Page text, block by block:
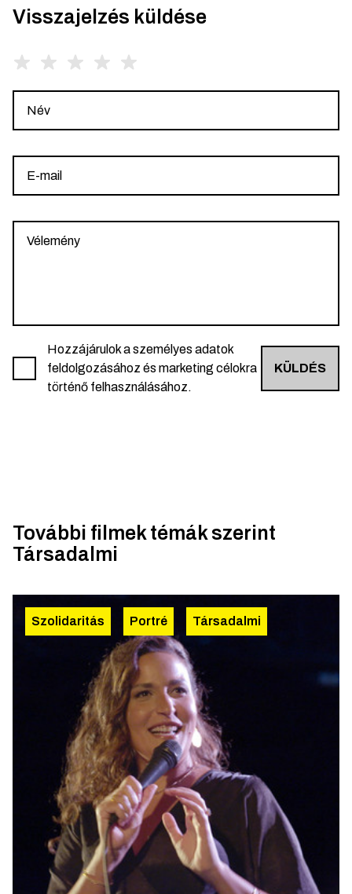
Visszajelzés küldése
Hozzájárulok a személyes adatok
feldolgozásához és marketing célokra
történő felhasználásához.
KÜLDÉS
További filmek témák szerint
Társadalmi
Szolidaritás Portré Társadalmi